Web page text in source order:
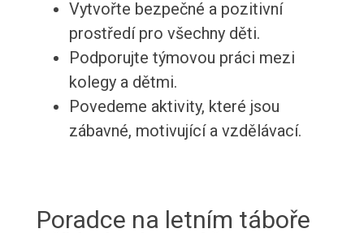
Vytvořte bezpečné a pozitivní
prostředí pro všechny děti.
Podporujte týmovou práci mezi
kolegy a dětmi.
Povedeme aktivity, které jsou
zábavné, motivující a vzdělávací.
Poradce na letním táboře